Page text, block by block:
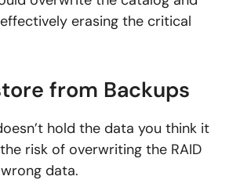
erasing the critical
from Backups
hold the data you think it
risk of overwriting the RAID
data.